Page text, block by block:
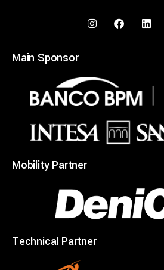
Main Sponsor
Mobility Partner
Technical Partner